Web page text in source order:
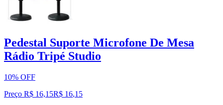
Pedestal Suporte Microfone De Mesa
Rádio Tripé Studio
10% OFF
Preço R$ 16,15R$ 16,15